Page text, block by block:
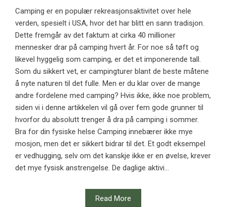
Camping er en populær rekreasjonsaktivitet over hele
verden, spesielt i USA, hvor det har blitt en sann tradisjon.
Dette fremgår av det faktum at cirka 40 millioner
mennesker drar på camping hvert år. For noe så tøft og
likevel hyggelig som camping, er det et imponerende tall.
Som du sikkert vet, er campingturer blant de beste måtene
å nyte naturen til det fulle. Men er du klar over de mange
andre fordelene med camping? Hvis ikke, ikke noe problem,
siden vi i denne artikkelen vil gå over fem gode grunner til
hvorfor du absolutt trenger å dra på camping i sommer.
Bra for din fysiske helse Camping innebærer ikke mye
mosjon, men det er sikkert bidrar til det. Et godt eksempel
er vedhugging, selv om det kanskje ikke er en øvelse, krever
det mye fysisk anstrengelse. De daglige aktivi...
Read More